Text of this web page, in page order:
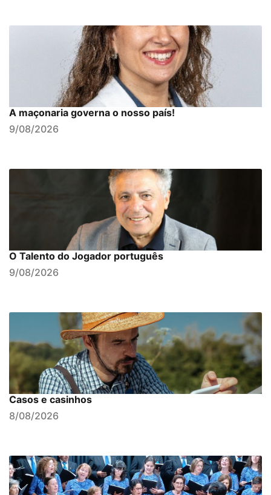
A maçonaria governa o nosso país!
9/08/2026
O Talento do Jogador português
9/08/2026
Casos e casinhos
8/08/2026